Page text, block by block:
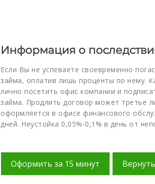
Информация о
Если Вы не успеваете своевременно
займа, оплатив лишь проценты по нему.
лично посетить офис компании и
займа. Продлить договор может третье
оформляется в офисе финансового
дней. Неустойка 0,05%-0,1% в день от
Оформить за 15 минут